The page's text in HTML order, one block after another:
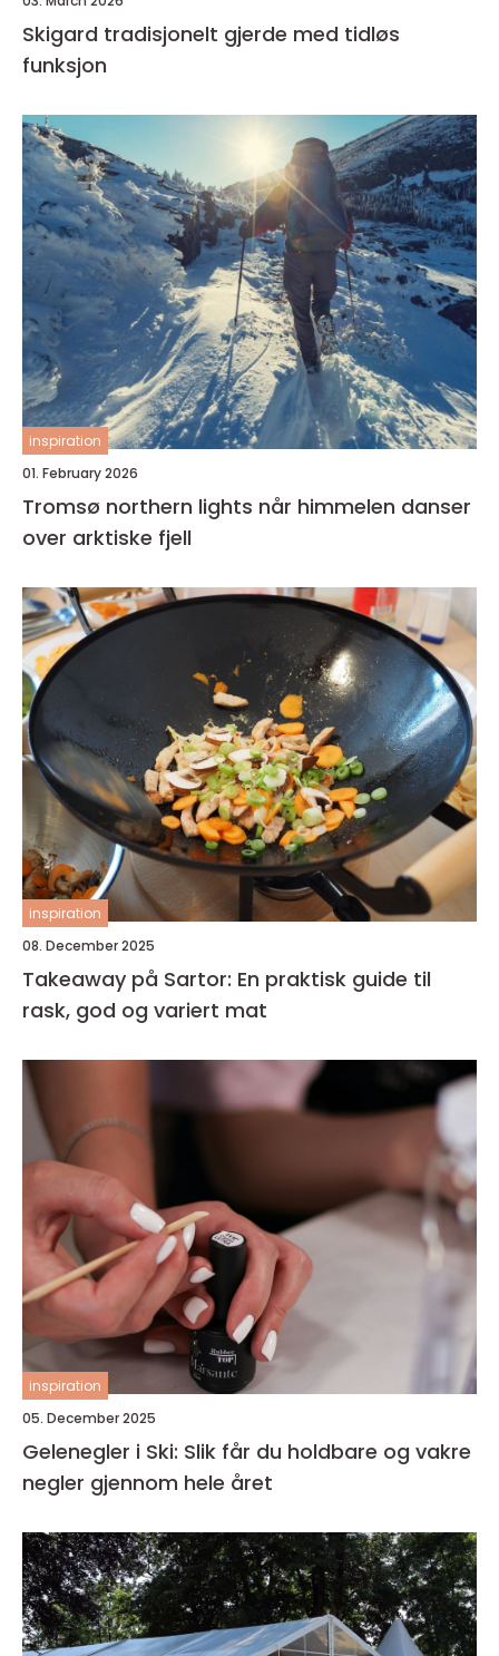
Skigard tradisjonelt gjerde med tidløs
funksjon
inspiration
01. February 2026
Tromsø northern lights når himmelen danser
over arktiske fjell
inspiration
08. December 2025
Takeaway på Sartor: En praktisk guide til
rask, god og variert mat
inspiration
05. December 2025
Gelenegler i Ski: Slik får du holdbare og vakre
negler gjennom hele året